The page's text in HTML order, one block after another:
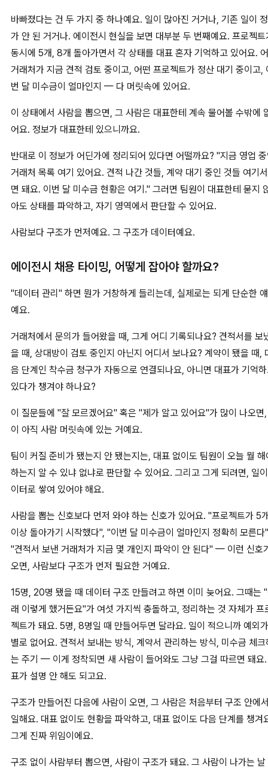
바빠졌다는 건 두 가지 중 하나예요. 일이 많아진 거거나, 기존 일이
가 안 된 거거나. 에이전시 현실을 보면 대부분 두 번째예요. 프로젝트
동시에 5개, 8개 돌아가면서 각 상태를 대표 혼자 기억하고 있어요.
거래처가 지금 견적 검토 중이고, 어떤 프로젝트가 정산 대기 중이고,
번 달 미수금이 얼마인지 — 다 머릿속에 있어요.
이 상태에서 사람을 뽑으면, 그 사람은 대표한테 계속 물어볼 수밖에
어요. 정보가 대표한테 있으니까요.
반대로 이 정보가 어딘가에 정리되어 있다면 어떨까요? "지금 영업
거래처 목록 여기 있어요. 견적 나간 것들, 계약 대기 중인 것들 여기
면 돼요. 이번 달 미수금 현황은 여기." 그러면 팀원이 대표한테 묻지
아도 상태를 파악하고, 자기 영역에서 판단할 수 있어요.
사람보다 구조가 먼저예요. 그 구조가 데이터예요.
에이전시 채용 타이밍, 어떻게 잡아야 할까요?
"데이터 관리" 하면 뭔가 거창하게 들리는데, 실제로는 되게 단순한
예요.
거래처에서 문의가 들어왔을 때, 그게 어디 기록되나요? 견적서를 보
을 때, 상대방이 검토 중인지 아닌지 어디서 보나요? 계약이 됐을 때,
음 단계인 착수금 청구가 자동으로 연결되나요, 아니면 대표가 기억
있다가 챙겨야 하나요?
이 질문들에 "잘 모르겠어요" 혹은 "제가 알고 있어요"가 많이 나오면
이 아직 사람 머릿속에 있는 거예요.
팀이 커질 준비가 됐는지 안 됐는지는, 대표 없이도 팀원이 오늘 뭘 해
하는지 알 수 있냐 없냐로 판단할 수 있어요. 그리고 그게 되려면, 일
이터로 쌓여 있어야 해요.
사람을 뽑는 신호보다 먼저 와야 하는 신호가 있어요. "프로젝트가 5
이상 돌아가기 시작했다", "이번 달 미수금이 얼마인지 정확히 모른다
"견적서 보낸 거래처가 지금 몇 개인지 파악이 안 된다" — 이런 신호
오면, 사람보다 구조가 먼저 필요한 거예요.
15명, 20명 됐을 때 데이터 구조 만들려고 하면 이미 늦어요. 그때는
래 이렇게 했거든요"가 여섯 가지씩 충돌하고, 정리하는 것 자체가 프
젝트가 돼요. 5명, 8명일 때 만들어두면 달라요. 일이 적으니까 예외가
별로 없어요. 견적서 보내는 방식, 계약서 관리하는 방식, 미수금 체크
는 주기 — 이게 정착되면 새 사람이 들어와도 그냥 그걸 따르면 돼요
표가 설명 안 해도 되고요.
구조가 만들어진 다음에 사람이 오면, 그 사람은 처음부터 구조 안에
일해요. 대표 없이도 현황을 파악하고, 대표 없이도 다음 단계를 챙겨
그게 진짜 위임이에요.
구조 없이 사람부터 뽑으면, 사람이 구조가 돼요. 그 사람이 나가는 날